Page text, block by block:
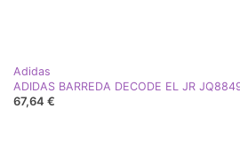
Adidas
ADIDAS BARREDA DECODE EL JR
67,64 €